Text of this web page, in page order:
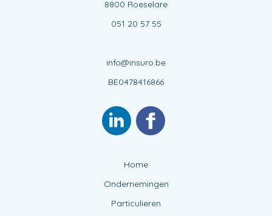
8800 Roeselare
051 20 57 55
info@insuro.be
BE0478416866
Home
Ondernemingen
Particulieren